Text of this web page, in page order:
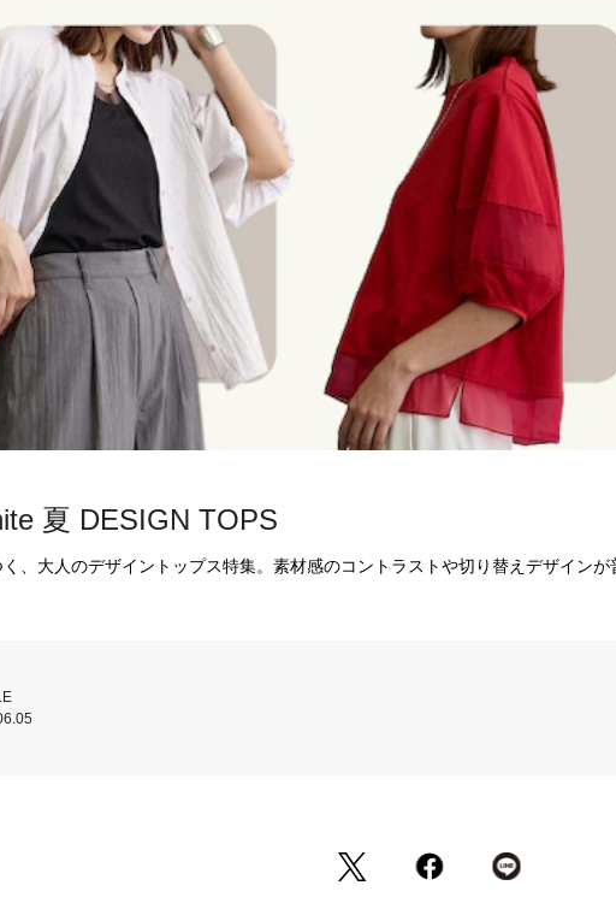
夏 DESIGN TOPS
、大人のデザイントップス特集。素材感のコントラストや切り替えデザイン